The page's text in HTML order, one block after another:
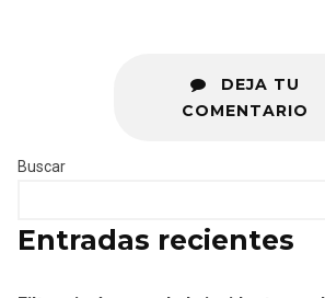
DEJA TU
COMENTARIO
Buscar
Entradas recientes